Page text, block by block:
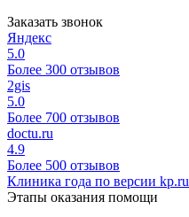
Заказать звонок
Яндекс
5.0
Более 300 отзывов
2gis
5.0
Более 700 отзывов
doctu.ru
4.9
Более 500 отзывов
Клиника года по версии kp.ru
Этапы оказания помощи